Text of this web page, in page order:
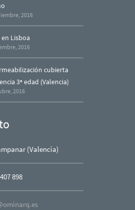
2016
Lisboa
2016
cubierta
3ª edad (Valencia)
2016
(Valencia)
898